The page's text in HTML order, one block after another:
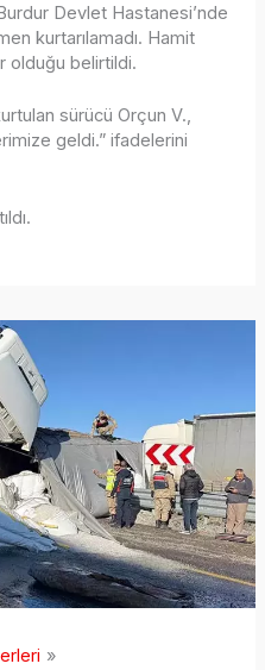
Devlet Hastanesi’nde
kurtarılamadı. Hamit
olduğu belirtildi.
sürücü Orçun V.,
geldi.” ifadelerini